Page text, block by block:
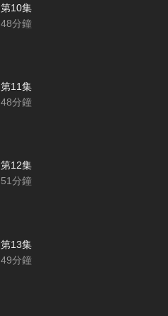
第10集
48分鐘
第11集
48分鐘
第12集
51分鐘
第13集
49分鐘